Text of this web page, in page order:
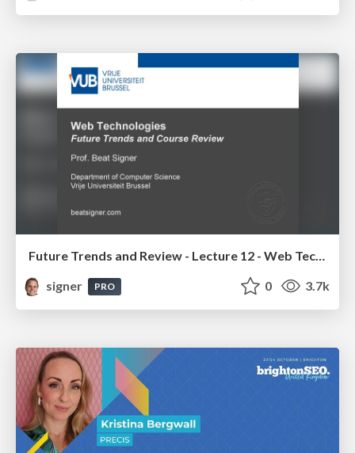
Future Trends and Review - Lecture 12 - Web Technologies (1019888BNR)
signer
PRO 0 3.7k